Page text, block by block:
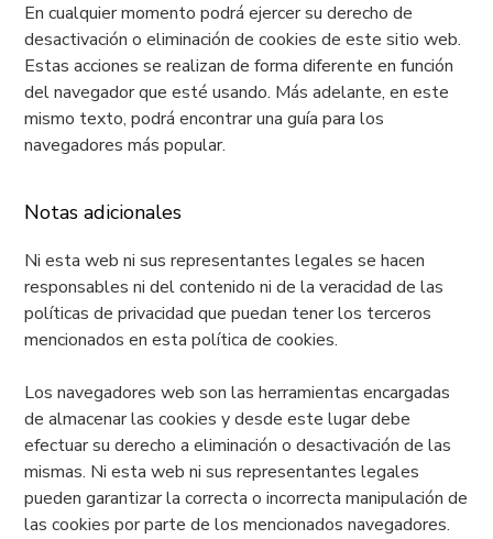
En cualquier momento podrá ejercer su derecho de
desactivación o eliminación de cookies de este sitio web.
Estas acciones se realizan de forma diferente en función
del navegador que esté usando. Más adelante, en este
mismo texto, podrá encontrar una guía para los
navegadores más popular.
Notas adicionales
Ni esta web ni sus representantes legales se hacen
responsables ni del contenido ni de la veracidad de las
políticas de privacidad que puedan tener los terceros
mencionados en esta política de cookies.
Los navegadores web son las herramientas encargadas
de almacenar las cookies y desde este lugar debe
efectuar su derecho a eliminación o desactivación de las
mismas. Ni esta web ni sus representantes legales
pueden garantizar la correcta o incorrecta manipulación de
las cookies por parte de los mencionados navegadores.